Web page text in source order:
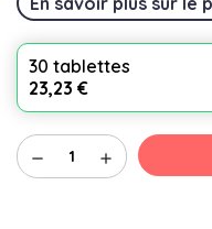
30 tablettes
23,23 €
remove add